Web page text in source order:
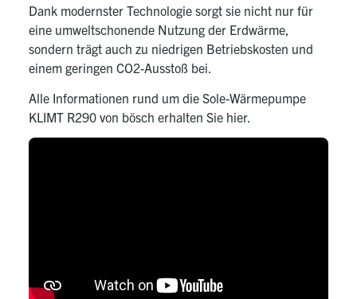
Dank modernster Technologie sorgt sie nicht nur für
eine umweltschonende Nutzung der Erdwärme,
sondern trägt auch zu niedrigen Betriebskosten und
einem geringen CO2-Ausstoß bei.
Alle Informationen rund um die Sole-Wärmepumpe
KLIMT R290 von bösch erhalten Sie hier.